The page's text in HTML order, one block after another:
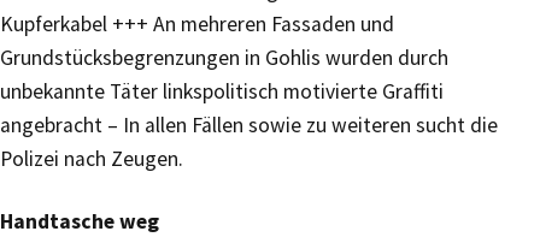
Kupferkabel +++ An mehreren Fassaden und
Grundstücksbegrenzungen in Gohlis wurden durch
unbekannte Täter linkspolitisch motivierte Graffiti
angebracht – In allen Fällen sowie zu weiteren sucht die
Polizei nach Zeugen.
Handtasche weg